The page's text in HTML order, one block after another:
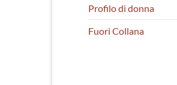
Profilo di donna
Fuori Collana